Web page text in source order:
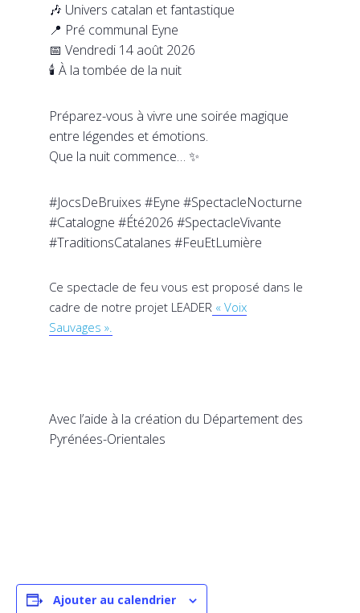
🎶 Univers catalan et fantastique
📍 Pré communal Eyne
📅 Vendredi 14 août 2026
🕯️ À la tombée de la nuit
Préparez-vous à vivre une soirée magique
entre légendes et émotions.
Que la nuit commence… ✨
#JocsDeBruixes #Eyne #SpectacleNocturne
#Catalogne #Été2026 #SpectacleVivante
#TraditionsCatalanes #FeuEtLumière
Ce spectacle de feu vous est proposé dans le
cadre de notre projet LEADER« Voix
Sauvages ».
Avec l’aide à la création du Département des
Pyrénées-Orientales
Ajouter au calendrier